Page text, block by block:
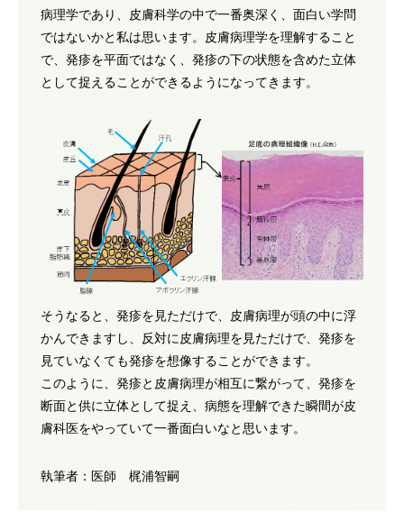
病理学であり、皮膚科学の中で一番奥深く、面白い学問
ではないかと私は思います。皮膚病理学を理解すること
で、発疹を平面ではなく、発疹の下の状態を含めた立体
として捉えることができるようになってきます。
そうなると、発疹を見ただけで、皮膚病理が頭の中に浮
かんできますし、反対に皮膚病理を見ただけで、発疹を
見ていなくても発疹を想像することができます。
このように、発疹と皮膚病理が相互に繋がって、発疹を
断面と供に立体として捉え、病態を理解できた瞬間が皮
膚科医をやっていて一番面白いなと思います。
執筆者：医師 梶浦智嗣